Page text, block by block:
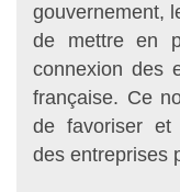
gouvernement,
de mettre en
connexion des
française. Ce
de favoriser et
des entreprises